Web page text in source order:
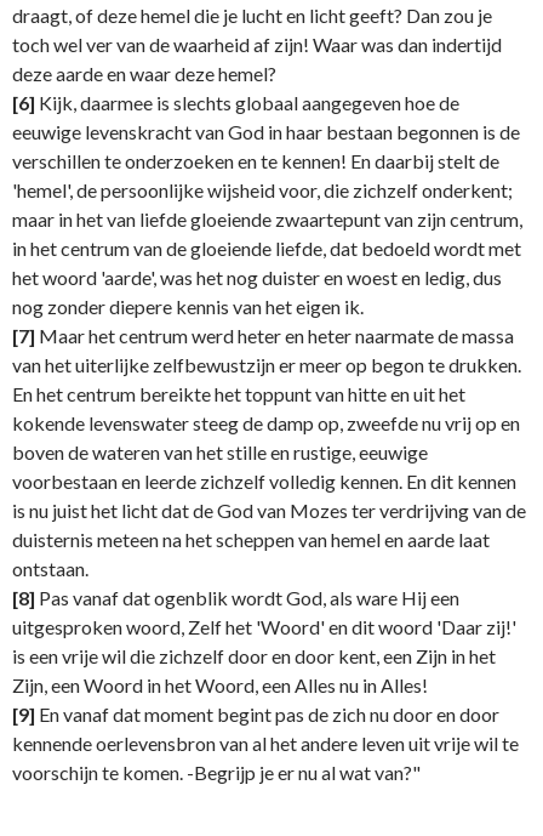
draagt, of deze hemel die je lucht en licht geeft? Dan zou je
toch wel ver van de waarheid af zijn! Waar was dan indertijd
deze aarde en waar deze hemel?
[6] Kijk, daarmee is slechts globaal aangegeven hoe de
eeuwige levenskracht van God in haar bestaan begonnen is de
verschillen te onderzoeken en te kennen! En daarbij stelt de
'hemel', de persoonlijke wijsheid voor, die zichzelf onderkent;
maar in het van liefde gloeiende zwaartepunt van zijn centrum,
in het centrum van de gloeiende liefde, dat bedoeld wordt met
het woord 'aarde', was het nog duister en woest en ledig, dus
nog zonder diepere kennis van het eigen ik.
[7] Maar het centrum werd heter en heter naarmate de massa
van het uiterlijke zelfbewustzijn er meer op begon te drukken.
En het centrum bereikte het toppunt van hitte en uit het
kokende levenswater steeg de damp op, zweefde nu vrij op en
boven de wateren van het stille en rustige, eeuwige
voorbestaan en leerde zichzelf volledig kennen. En dit kennen
is nu juist het licht dat de God van Mozes ter verdrijving van de
duisternis meteen na het scheppen van hemel en aarde laat
ontstaan.
[8] Pas vanaf dat ogenblik wordt God, als ware Hij een
uitgesproken woord, Zelf het 'Woord' en dit woord 'Daar zij!'
is een vrije wil die zichzelf door en door kent, een Zijn in het
Zijn, een Woord in het Woord, een Alles nu in Alles!
[9] En vanaf dat moment begint pas de zich nu door en door
kennende oerlevensbron van al het andere leven uit vrije wil te
voorschijn te komen. -Begrijp je er nu al wat van?"